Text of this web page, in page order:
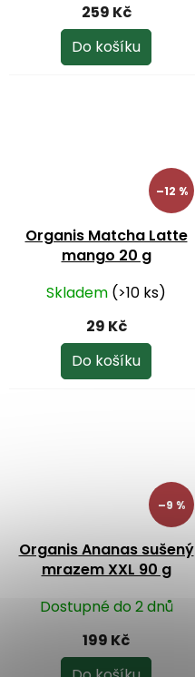
259 Kč
Do košíku
–12 %
Organis Matcha Latte
mango 20 g
Skladem (>10 ks)
29 Kč
Do košíku
–9 %
Organis Ananas sušený
mrazem XXL 90 g
Dostupné do 2 dnů
199 Kč